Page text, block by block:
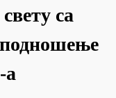
са
а